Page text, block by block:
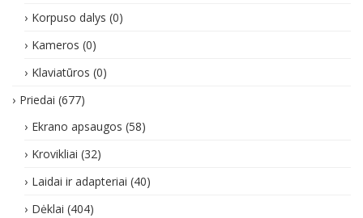
Korpuso dalys (0)
Kameros (0)
Klaviatūros (0)
Priedai (677)
Ekrano apsaugos (58)
Krovikliai (32)
Laidai ir adapteriai (40)
Dėklai (404)